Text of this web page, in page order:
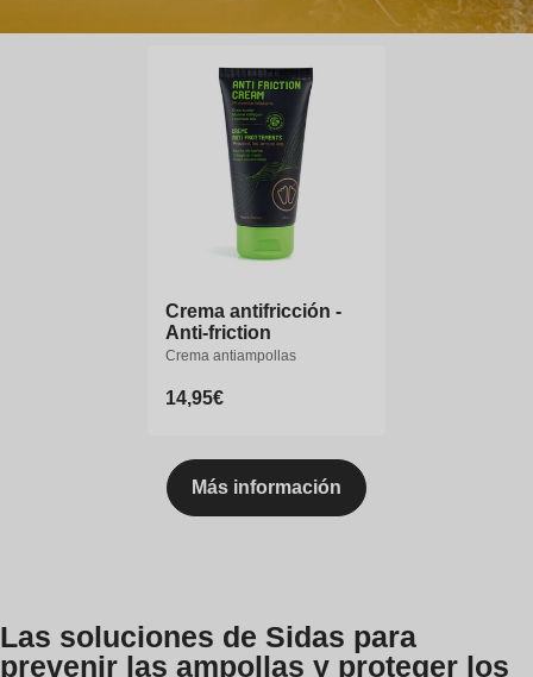
Crema antifricción -
Anti-friction
Crema antiampollas
Precio
14,95€
Más información
Las soluciones de Sidas para
prevenir las ampollas y proteger los